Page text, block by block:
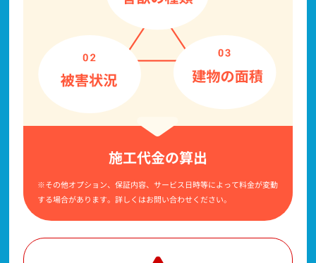
施工代金の算出
※その他オプション、保証内容、サービス日時等によって料金が変動
する場合があります。詳しくはお問い合わせください。